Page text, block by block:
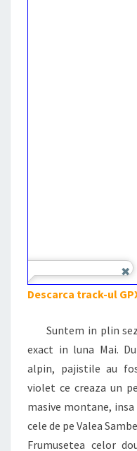
Descarca track-ul
Suntem in plin
exact in luna Mai.
alpin, pajistile au
violet ce creaza un
masive montane,
cele de pe Valea
Frumusetea celor